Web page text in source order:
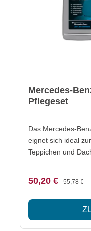
(A0009861262) Hinweis Gefahrenhinweise sowie
Erste-Hilfe-
jeweiligen
Mercedes-
Pflegeset
Das Mercedes-
eignet sich ideal
Teppichen und
TeppichenEntfernt
Textiloberflächen
Benz Pflegeprodukte Lieferumfang Mercedes-
50,20 € 55,78 €